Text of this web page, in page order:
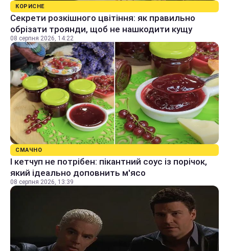
КОРИСНЕ
Секрети розкішного цвітіння: як правильно
обрізати троянди, щоб не нашкодити кущу
08 серпня 2026, 14:22
СМАЧНО
І кетчуп не потрібен: пікантний соус із порічок,
який ідеально доповнить м'ясо
08 серпня 2026, 13:39